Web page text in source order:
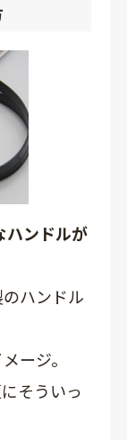
ハンドルが
ハンドル
ージ。
そういっ